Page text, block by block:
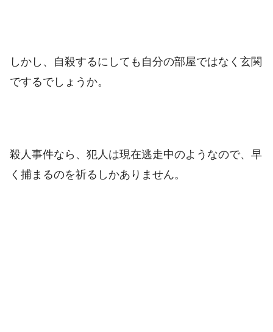
しかし、自殺するにしても自分の部屋ではなく玄関
でするでしょうか。
殺人事件なら、犯人は現在逃走中のようなので、早
く捕まるのを祈るしかありません。